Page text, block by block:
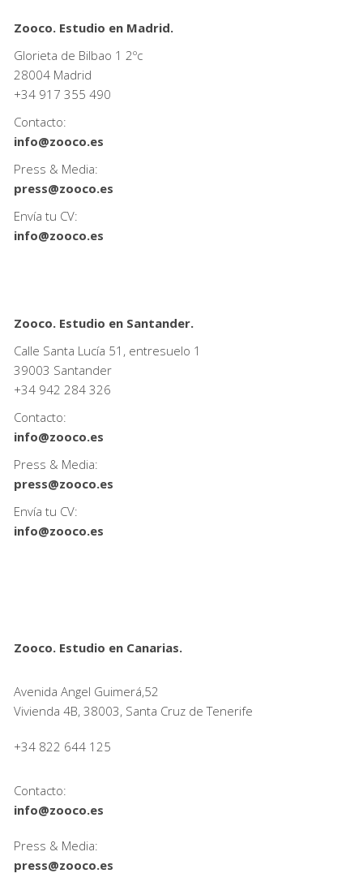
Zooco. Estudio en Madrid.
Glorieta de Bilbao 1 2ºc
28004 Madrid
+34 917 355 490
Contacto:
info@zooco.es
Press & Media:
press@zooco.es
Envía tu CV:
info@zooco.es
Zooco. Estudio en Santander.
Calle Santa Lucía 51, entresuelo 1
39003 Santander
+34 942 284 326
Contacto:
info@zooco.es
Press & Media:
press@zooco.es
Envía tu CV:
info@zooco.es
Zooco. Estudio en Canarias.
Avenida Angel Guimerá,52
Vivienda 4B, 38003, Santa Cruz de Tenerife
+34 822 644 125
Contacto:
info@zooco.es
Press & Media:
press@zooco.es